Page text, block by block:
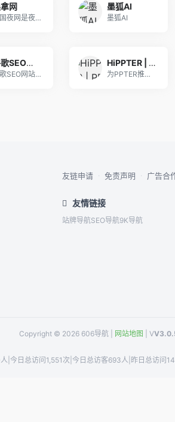
网
全国夜网是夜生活最具有代表性的男士SPA养生会所
墨狐AI
墨狐AI
谷歌SEO导航
谷歌SEO网站导航，分享SEO知识和教程
HiPPTER | PPT资源导航 | PPT模板图表等设计素材免费下载
为PPTER推荐PPT设计相关网站，为你的PPT
友链申请 · 免责声明 · 广告合
友情链接
站牌导航SEO导航9K导航
Copyright © 2026 606导航 | 网站地图 | V
今日总访问1,551次 今日总访客693人 昨日总访问